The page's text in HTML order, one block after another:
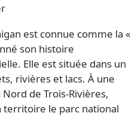
est connue comme la «
son histoire
Elle est située dans un
rivières et lacs. À une
de Trois-Rivières,
territoire le parc national